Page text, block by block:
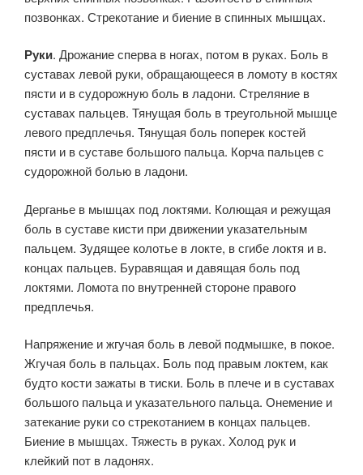
позвонках. Стрекотание и биение в спинных мышцах.
Руки. Дрожание сперва в ногах, потом в руках. Боль в
суставах левой руки, обращающееся в ломоту в костях
пясти и в судорожную боль в ладони. Стреляние в
суставах пальцев. Тяну­щая боль в треугольной мышце
левого предплечья. Тянущая боль по­перек костей
пясти и в суставе большого пальца. Корча пальцев с
судорожной болью в ладони.
Дерганье в мышцах под локтями. Ко­лющая и режущая
боль в суставе кисти при движении указательным
пальцем. Зудящее колотье в локте, в сгибе локтя и в.
концах пальцев. Буравящая и давящая боль под
локтями. Ломота по внутренней стороне правого
предплечья.
Напряжение и жгучая боль в левой под­мышке, в покое.
Жгучая боль в пальцах. Боль под правым локтем, как
будто кости зажаты в тиски. Боль в плече и в суставах
большого пальца и указательного пальца. Онемение и
затекание ру­ки со стрекотанием в концах пальцев.
Биение в мышцах. Тяжесть в руках. Холод рук и
клейкий пот в ладонях.